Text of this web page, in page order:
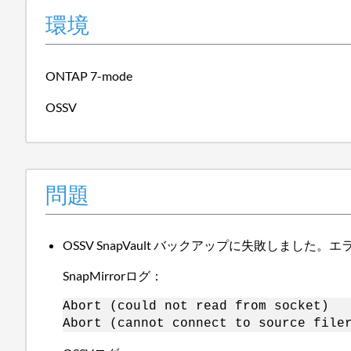
環境
ONTAP 7-mode
OSSV
問題
OSSV SnapVault バックアップに失敗しました。エ
SnapMirrorログ：
Abort (could not read from socket)
Abort (cannot connect to source